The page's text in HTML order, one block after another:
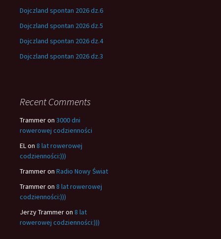
Dojczland spontan 2026 dz.6
Dojczland spontan 2026 dz.5
Dojczland spontan 2026 dz.4
Dojczland spontan 2026 dz.3
Recent Comments
Trammeron 3000 dni
rowerowej codzienności
ELon 8 lat rowerowej
codzienności:)))
Trammeron Radio Nowy Świat
Trammeron 8 lat rowerowej
codzienności:)))
Jerzy Trammeron 8 lat
rowerowej codzienności:)))